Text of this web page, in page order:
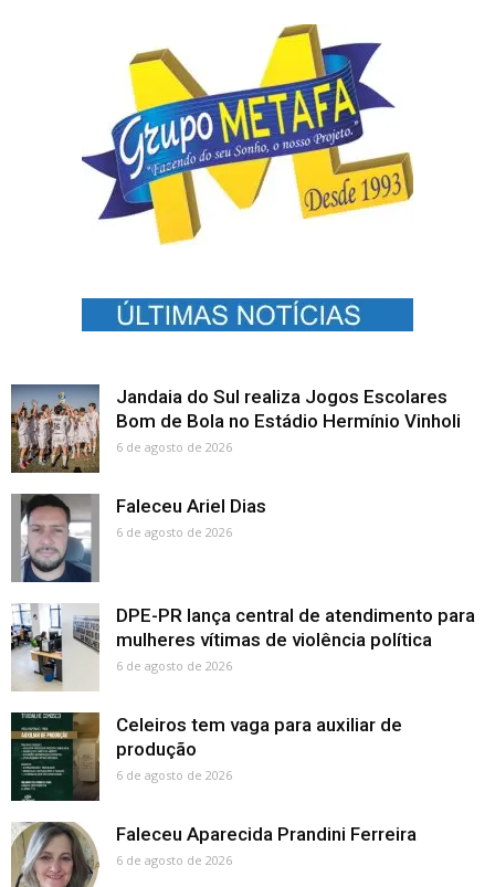
Jandaia do Sul realiza Jogos Escolares
Bom de Bola no Estádio Hermínio Vinholi
6 de agosto de 2026
Faleceu Ariel Dias
6 de agosto de 2026
DPE-PR lança central de atendimento para
mulheres vítimas de violência política
6 de agosto de 2026
Celeiros tem vaga para auxiliar de
produção
6 de agosto de 2026
Faleceu Aparecida Prandini Ferreira
6 de agosto de 2026